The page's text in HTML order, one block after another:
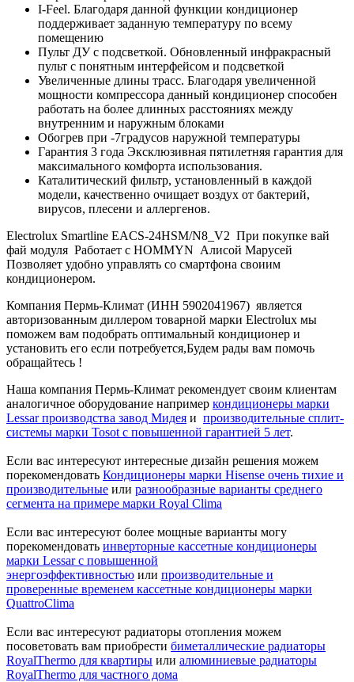
I-Feel. Благодаря данной функции кондиционер
поддерживает заданную температуру по всему
помещению
Пульт ДУ с подсветкой. Обновленный инфракрасный
пульт с понятным интерфейсом и подсветкой
Увеличенные длины трасс. Благодаря увеличенной
мощности компрессора данный кондиционер способен
работать на более длинных расстояниях между
внутренним и наружным блоками
Обогрев при -7градусов наружной температуры
Гарантия 3 года Эксклюзивная пятилетняя гарантия для
максимального комфорта использования.
Каталитический фильтр, установленный в каждой
модели, качественно очищает воздух от бактерий,
вирусов, плесени и аллергенов.
Electrolux Smartline EACS-24HSM/N8_V2 При покупке вай
фай модуля Работает с HOMMYN Алисой Марусей
Позволяет удобно управлять со смартфона своиим
кондиционером.
Компания Пермь-Климат (ИНН 5902041967) является
авторизованным диллером товарной марки Electrolux мы
поможем вам подобрать оптимальный кондиционер и
установить его если потребуется,Будем рады вам помочь
обращайтесь !
Наша компания Пермь-Климат рекомендует своим клиентам
аналогичное оборудование например кондиционеры марки
Lessar производства завод Мидея и производительные сплит-
системы марки Tosot с повышенной гарантией 5 лет.
Если вас интересуют интересные дизайн решения можем
порекомендовать Кондиционеры марки Hisense очень тихие и
производительные или разнообразные варианты среднего
сегмента на примере марки Royal Clima
Если вас интересуют более мощные варианты могу
порекомендовать инверторные кассетные кондиционеры
марки Lessar с повышенной
энергоэффективностью или производительные и
проверенные временем кассетные кондиционеры марки
QuattroClima
Если вас интересуют радиаторы отопления можем
посоветовать вам приобрести биметаллические радиаторы
RoyalThermo для квартиры или алюминиевые радиаторы
RoyalThermo для частного дома